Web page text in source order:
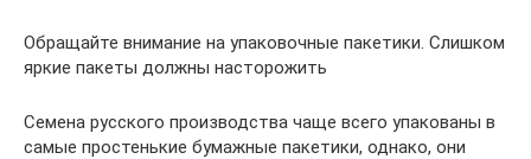
Обращайте внимание на упаковочные пакетики. Слишком
яркие пакеты должны насторожить
Семена русского производства чаще всего упакованы в
самые простенькие бумажные пакетики, однако, они